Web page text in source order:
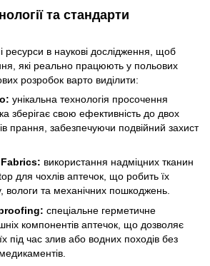
та стандарти
ресурси в наукові дослідження, щоб
які реально працюють у польових
розробок варто виділити:
унікальна технологія просочення
зберігає свою ефективність до двох
прання, забезпечуючи подвійний захист
використання надміцних тканин
для чохлів аптечок, що робить їх
вологи та механічних пошкоджень.
спеціальне герметичне
компонентів аптечок, що дозволяє
під час злив або водних походів без